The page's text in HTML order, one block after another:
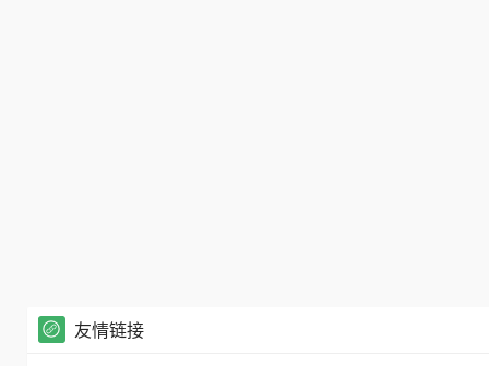
友情链接